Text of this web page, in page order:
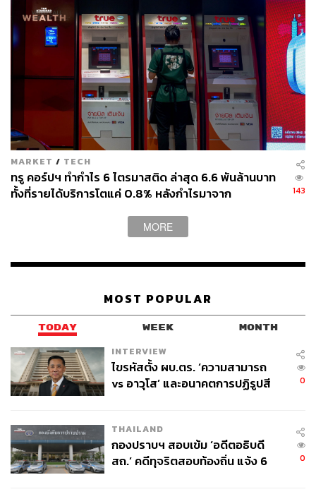
MARKET / TECH
ทรู คอร์ปฯ ทำกำไร 6 ไตรมาสติด ล่าสุด 6.6 พันล้านบาท
ทั้งที่รายได้บริการโตแค่ 0.8% หลังกำไรมาจาก
143
MORE
MOST POPULAR
TODAY WEEK MONTH
INTERVIEW
ไขรหัสตั้ง ผบ.ตร. ‘ความสามารถ
vs อาวุโส’ และอนาคตการปฏิรูปสี
0
THAILAND
กองปราบฯ สอบเข้ม ‘อดีตอธิบดี
สถ.’ คดีทุจริตสอบท้องถิ่น แจ้ง 6
0